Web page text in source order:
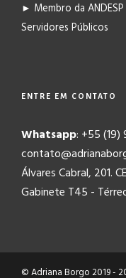
► Membro da
Servidores Públicos
ENTRE EM CONTATO
Whatsapp: +55 (19)
Álvares Cabral, 201.
Gabinete T45 -
© Adriana Borgo 2019 -